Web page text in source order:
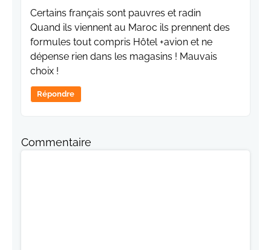
Certains français sont pauvres et radin
Quand ils viennent au Maroc ils prennent des
formules tout compris Hôtel +avion et ne
dépense rien dans les magasins ! Mauvais
choix !
Répondre
Commentaire